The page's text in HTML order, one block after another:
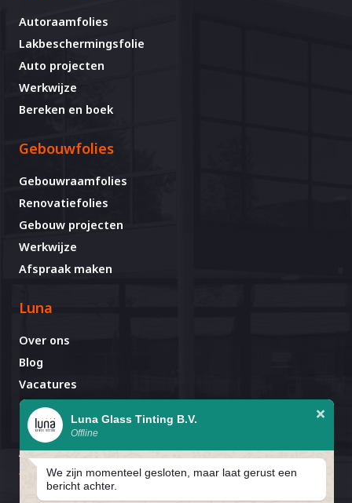
Afspraak al gemaakt?
Avignonlaan 67
5627 GA Eindhoven
Autoraamfolies
Lakbeschermingsfolie
Auto projecten
Werkwijze
Bereken en boek
Gebouwfolies
Gebouwraamfolies
Renovatiefolies
Gebouw projecten
Werkwijze
Afspraak maken
Luna
Over ons
Blog
Vacatures
Contact
Luna Glass Tinting B.V.
Offline
We zijn momenteel gesloten, maar laat gerust een
bericht achter.